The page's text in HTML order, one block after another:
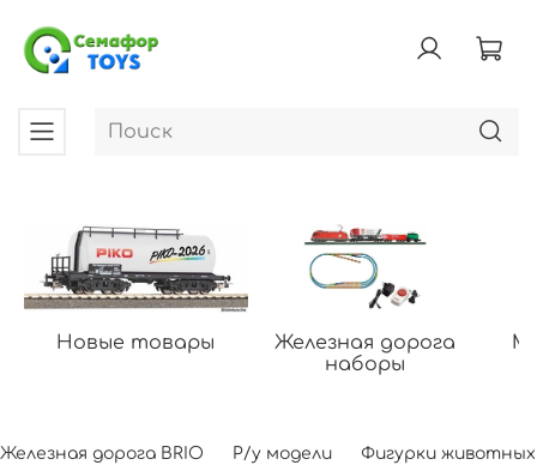
Новые товары
Железная дорога
наборы
Железная дорога BRIO Р/у модели Фигурки животных